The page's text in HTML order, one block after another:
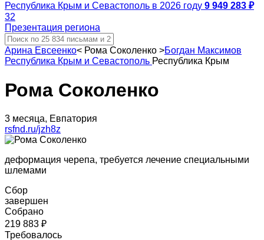
Республика Крым и Севастополь в 2026 году 9 949 283 ₽
32
Презентация региона
Арина Евсеенко< Рома Соколенко >Богдан Максимов
Республика Крым и Севастополь Республика Крым
Рома Соколенко
3 месяца, Евпатория
rsfnd.ru/jzh8z
деформация черепа, требуется лечение специальными
шлемами
Сбор
завершен
Собрано
219 883 ₽
Требовалось